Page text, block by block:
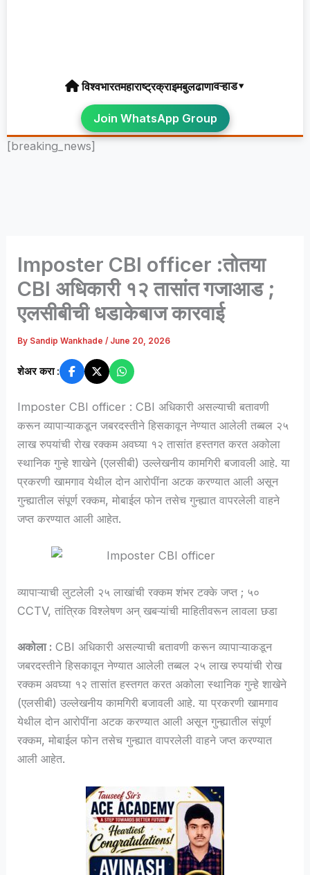
विश्वभारतमहाराष्ट्रक्राइमबुलढाणावऱ्हाड▾
Join WhatsApp Group
[breaking_news]
Imposter CBI officer :तोतया
CBI अधिकारी १२ तासांत गजाआड ;
एलसीबीची धडाकेबाज कारवाई
By Sandip Wankhade/ June 20, 2026
शेअर करा :
Imposter CBI officer : CBI अधिकारी असल्याची बतावणी
करून व्यापाऱ्याकडून जबरदस्तीने हिसकावून नेण्यात आलेली तब्बल २५
लाख रुपयांची रोख रक्कम अवघ्या १२ तासांत हस्तगत करत अकोला
स्थानिक गुन्हे शाखेने (एलसीबी) उल्लेखनीय कामगिरी बजावली आहे. या
प्रकरणी खामगाव येथील दोन आरोपींना अटक करण्यात आली असून
गुन्ह्यातील संपूर्ण रक्कम, मोबाईल फोन तसेच गुन्ह्यात वापरलेली वाहने
जप्त करण्यात आली आहेत.
व्यापाऱ्याची लुटलेली २५ लाखांची रक्कम शंभर टक्के जप्त ; ५०
CCTV, तांत्रिक विश्लेषण अन् खबऱ्यांची माहितीवरून लावला छडा
अकोला : CBI अधिकारी असल्याची बतावणी करून व्यापाऱ्याकडून
जबरदस्तीने हिसकावून नेण्यात आलेली तब्बल २५ लाख रुपयांची रोख
रक्कम अवघ्या १२ तासांत हस्तगत करत अकोला स्थानिक गुन्हे शाखेने
(एलसीबी) उल्लेखनीय कामगिरी बजावली आहे. या प्रकरणी खामगाव
येथील दोन आरोपींना अटक करण्यात आली असून गुन्ह्यातील संपूर्ण
रक्कम, मोबाईल फोन तसेच गुन्ह्यात वापरलेली वाहने जप्त करण्यात
आली आहेत.